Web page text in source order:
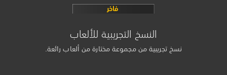
النسخ التجريبية للألعاب
نسخ تجريبية من مجموعة مختارة من ألعاب رائعة.